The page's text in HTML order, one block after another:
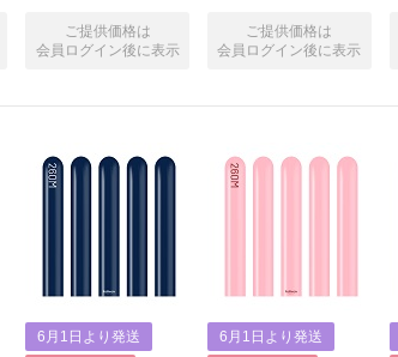
ご提供価格は
会員ログイン後に表示
ご提供価格は
会員ログイン後に表示
6月1日より発送
6月1日より発送